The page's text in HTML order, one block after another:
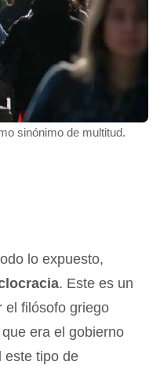
sinónimo de multitud.
lo expuesto,
. Este es un
el filósofo griego
era el gobierno
este tipo de